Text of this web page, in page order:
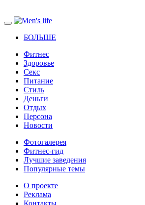
БОЛЬШЕ
Фитнес
Здоровье
Секс
Питание
Стиль
Деньги
Отдых
Персона
Новости
Фотогалерея
Фитнес-гид
Лучшие заведения
Популярные темы
О проекте
Реклама
Контакты